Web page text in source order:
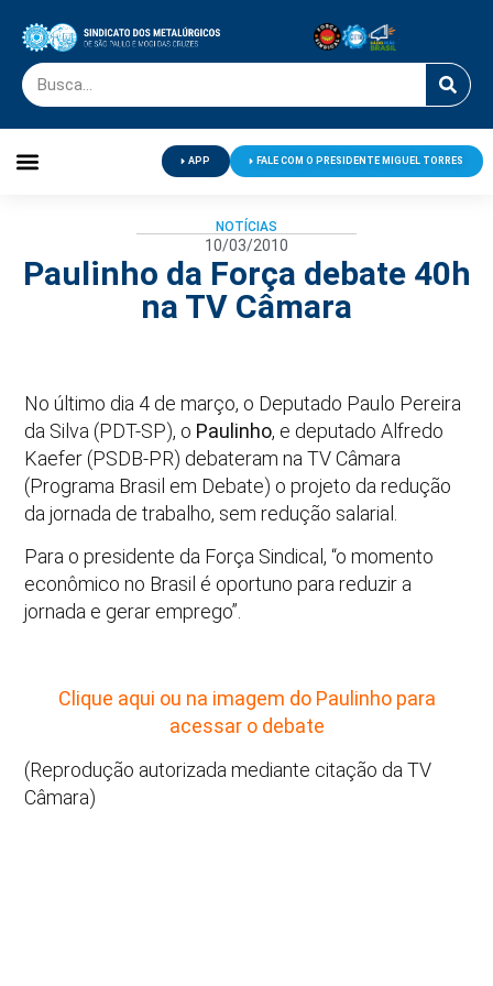
APP FALE COM O PRESIDENTE MIGUEL TORRES
NOTÍCIAS
10/03/2010
Paulinho da Força debate 40h
na TV Câmara
No último dia 4 de março, o Deputado Paulo Pereira
da Silva (PDT-SP), o Paulinho, e deputado Alfredo
Kaefer (PSDB-PR) debateram na TV Câmara
(Programa Brasil em Debate) o projeto da redução
da jornada de trabalho, sem redução salarial.
Para o presidente da Força Sindical, “o momento
econômico no Brasil é oportuno para reduzir a
jornada e gerar emprego”.
Clique aqui ou na imagem do Paulinho para
acessar o debate
(Reprodução autorizada mediante citação da TV
Câmara)